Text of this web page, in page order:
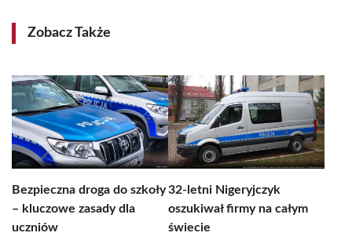
Zobacz Także
Bezpieczna droga do szkoły
– kluczowe zasady dla
uczniów
32-letni Nigeryjczyk
oszukiwał firmy na całym
świecie